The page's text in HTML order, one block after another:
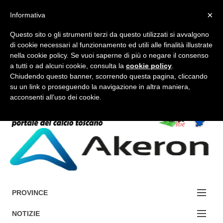
FORUM-ACCEDI
Accedi / Registrati
PROVINCE
EDIZIONE:
NOTIZIE
×
Informativa
Questo sito o gli strumenti terzi da questo utilizzati si avvalgono
di cookie necessari al funzionamento ed utili alle finalità illustrate
nella cookie policy. Se vuoi saperne di più o negare il consenso
a tutti o ad alcuni cookie, consulta la cookie policy
Chiudendo questo banner, scorrendo questa pagina, cliccando
su un link o proseguendo la navigazione in altra maniera,
acconsenti all’uso dei cookie.